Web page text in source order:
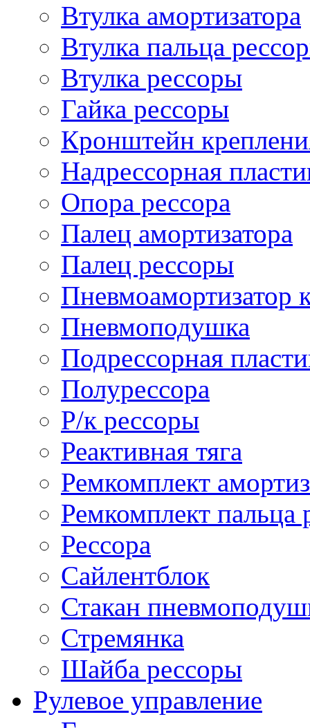
Втулка амортизатора
Втулка пальца
Втулка рессоры
Гайка рессоры
Кронштейн
Надрессорная
Опора рессора
Палец амортизатора
Палец рессоры
Пневмоамортизатор
Пневмоподушка
Подрессорная
Полурессора
Р/к рессоры
Реактивная тяга
Ремкомплект
Ремкомплект пальца
Рессора
Сайлентблок
Стакан
Стремянка
Шайба рессоры
Рулевое управление